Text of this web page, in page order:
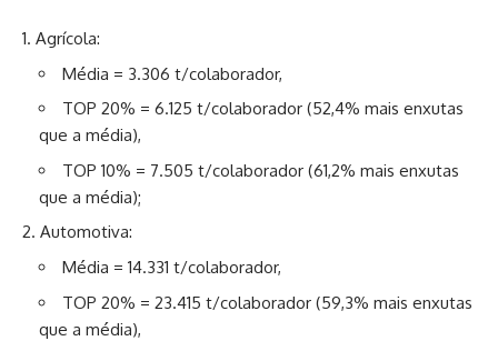
Agrícola:
Média = 3.306 t/colaborador,
TOP 20% = 6.125 t/colaborador (52,4% mais enxutas
que a média),
TOP 10% = 7.505 t/colaborador (61,2% mais enxutas
que a média);
Automotiva:
Média = 14.331 t/colaborador,
TOP 20% = 23.415 t/colaborador (59,3% mais enxutas
que a média),